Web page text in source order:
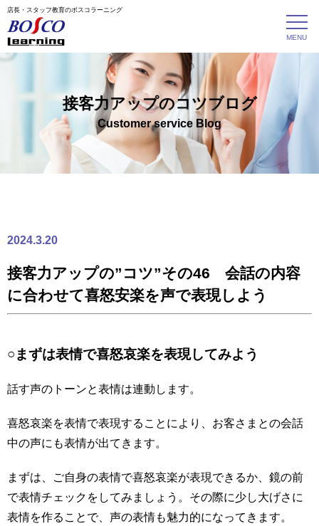
店長・スタッフ教育のボスコラーニング
接客力アップのコツブログ
Customer service Blog
2024.3.20
接客力アップの”コツ”その46 会話の内容
に合わせて喜怒安楽を声で表現しよう
○まずは表情で喜怒哀楽を表現してみよう
話す声のトーンと表情は連動します。
喜怒哀楽を表情で表現することにより、お客さまとの会話
中の声にも表情が出てきます。
まずは、ご自身の表情で喜怒哀楽が表現できるか、鏡の前
で表情チェックをしてみましょう。その際に少し大げさに
表情を作ることで、声の表情も魅力的になってきます。